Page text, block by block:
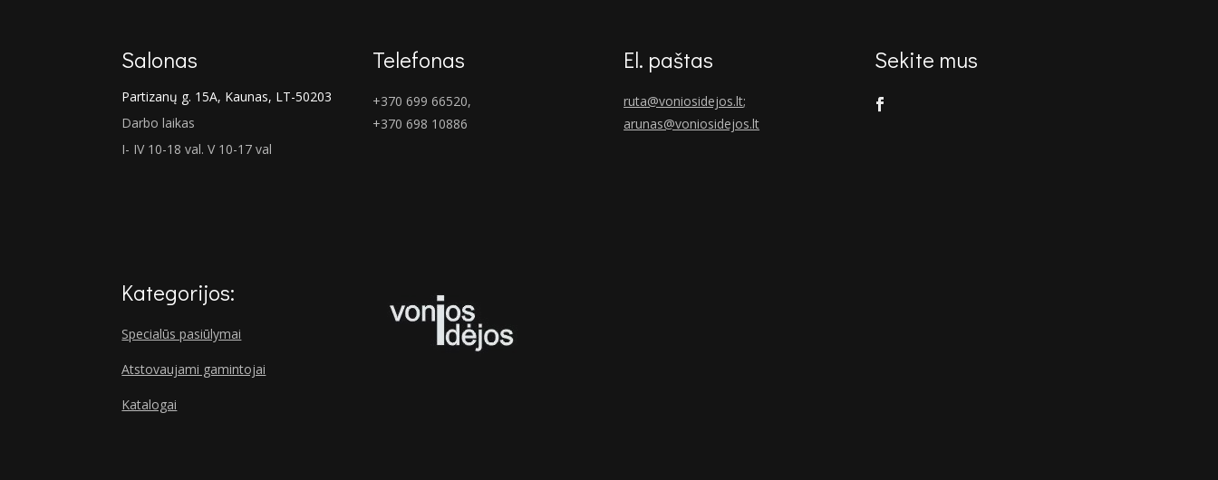
Salonas
Partizanų g. 15A, Kaunas, LT-50203
Darbo laikas
I- IV 10-18 val. V 10-17 val
Telefonas
+370 699 66520,
+370 698 10886
El. paštas
ruta@voniosidejos.lt;
arunas@voniosidejos.lt
Sekite mus
Kategorijos:
Specialūs pasiūlymai
Atstovaujami gamintojai
Katalogai